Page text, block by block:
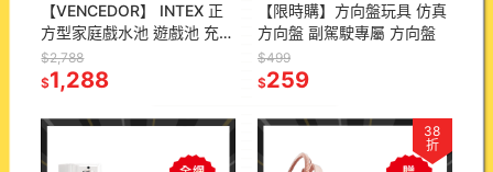
【VENCEDOR】 INTEX 正
方型家庭戲水池 遊戲池 充氣
泳池 家庭池 泳池 57495NP
現貨 滿499免運
$2,788
$1,288
【限時購】方向盤玩具 仿真
方向盤 副駕駛專屬 方向盤
$499
$259
38
折